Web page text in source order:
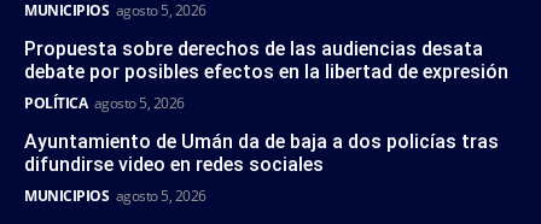
MUNICIPIOS agosto 5, 2026
Propuesta sobre derechos de las audiencias desata
debate por posibles efectos en la libertad de expresión
POLÍTICA agosto 5, 2026
Ayuntamiento de Umán da de baja a dos policías tras
difundirse video en redes sociales
MUNICIPIOS agosto 5, 2026